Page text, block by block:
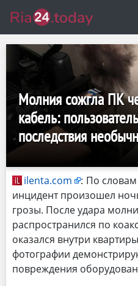
Молния сожгла ПК
кабель:
последствия
ilenta.com : По
инцидент произошел
грозы. После удара
распространился по
оказался внутри
фотографии
повреждения